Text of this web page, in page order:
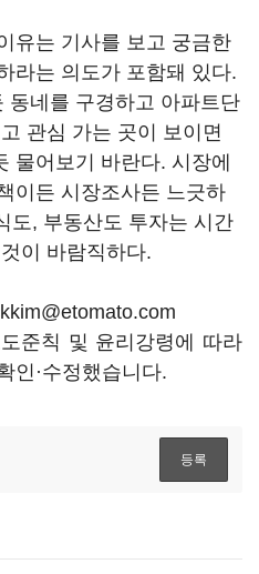
유는 기사를 보고 궁금한
라는 의도가 포함돼 있다.
동네를 구경하고 아파트단
관심 가는 곳이 보이면
물어보기 바란다. 시장에
이든 시장조사든 느긋하
도, 부동산도 투자는 시간
이 바람직하다.
준칙 및 윤리강령에 따라
인·수정했습니다.